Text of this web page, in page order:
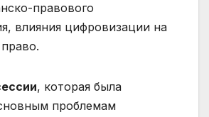
правового
влияния цифровизации на
, которая была
проблемам